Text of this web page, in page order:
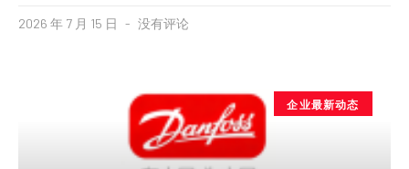
2026 年 7 月 15 日 没有评论
企业最新动态